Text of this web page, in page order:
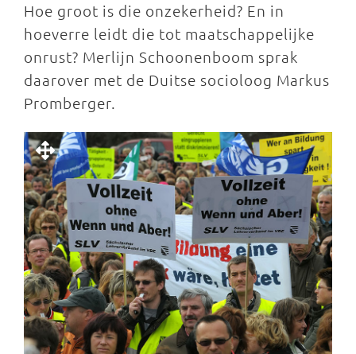
Hoe groot is die onzekerheid? En in
hoeverre leidt die tot maatschappelijke
onrust? Merlijn Schoonenboom sprak
daarover met de Duitse socioloog Markus
Promberger.